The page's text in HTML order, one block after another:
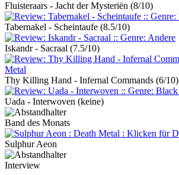
Fluisteraars - Jacht der Mysteriën (8/10)
Tabernakel - Scheintaufe (8.5/10)
Iskandr - Sacraal (7.5/10)
Thy Killing Hand - Infernal Commands (6/10)
Uada - Interwoven (keine)
Band des Monats
Sulphur Aeon
Interview